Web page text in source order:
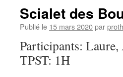
Scialet des
Publié le 15 mars 2020parproth
Participants: Laure,
TPST: 1H